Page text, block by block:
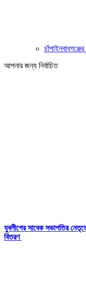
আপনার জন্য নির্বাচিত
যুবলীগের সাবেক সভাপতির
বিতরণ